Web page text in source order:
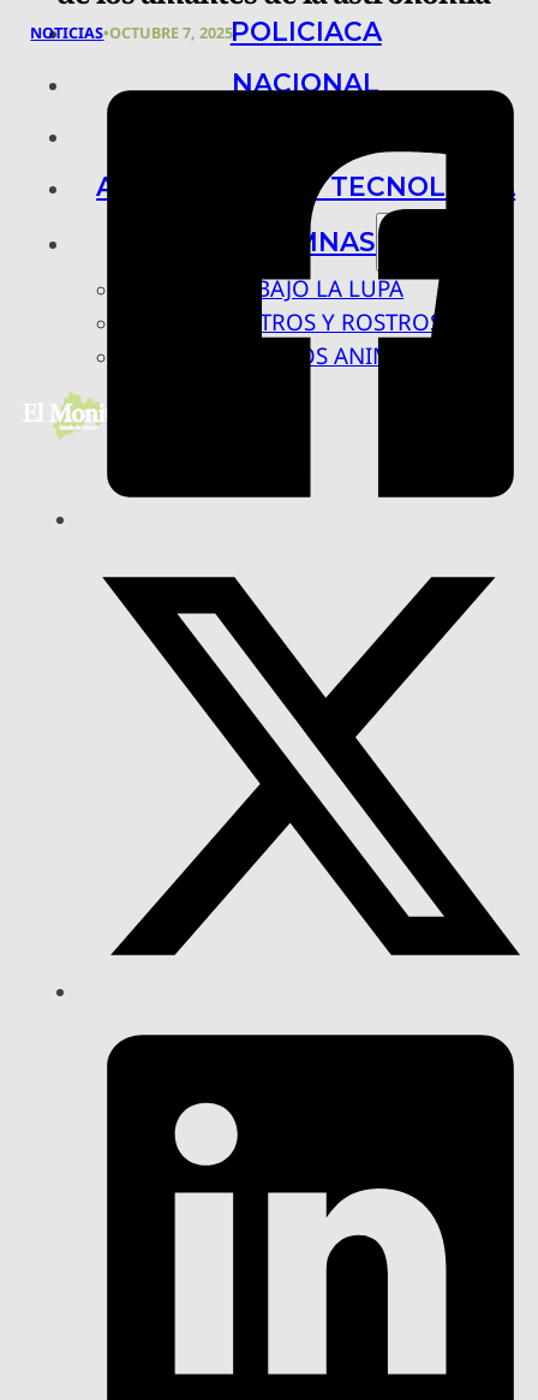
POLICIACA
NACIONAL
ARTE, CIENCIA Y TECNOLOGÍA
COLUMNAS
BAJO LA LUPA
RASTROS Y ROSTROS
VÍNCULOS ANIMALES
NOTICIAS•OCTUBRE 7, 2025